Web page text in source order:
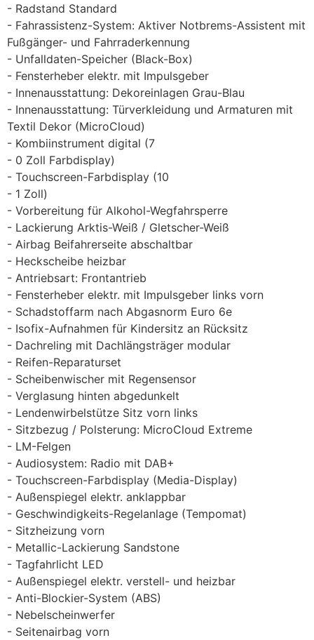
Radstand Standard
Fahrassistenz-System: Aktiver Notbrems-Assistent mit
Fußgänger- und Fahrraderkennung
Unfalldaten-Speicher (Black-Box)
Fensterheber elektr. mit Impulsgeber
Innenausstattung: Dekoreinlagen Grau-Blau
Innenausstattung: Türverkleidung und Armaturen mit
Textil Dekor (MicroCloud)
Kombiinstrument digital (7
0 Zoll Farbdisplay)
Touchscreen-Farbdisplay (10
1 Zoll)
Vorbereitung für Alkohol-Wegfahrsperre
Lackierung Arktis-Weiß / Gletscher-Weiß
Airbag Beifahrerseite abschaltbar
Heckscheibe heizbar
Antriebsart: Frontantrieb
Fensterheber elektr. mit Impulsgeber links vorn
Schadstoffarm nach Abgasnorm Euro 6e
Isofix-Aufnahmen für Kindersitz an Rücksitz
Dachreling mit Dachlängsträger modular
Reifen-Reparaturset
Scheibenwischer mit Regensensor
Verglasung hinten abgedunkelt
Lendenwirbelstütze Sitz vorn links
Sitzbezug / Polsterung: MicroCloud Extreme
LM-Felgen
Audiosystem: Radio mit DAB+
Touchscreen-Farbdisplay (Media-Display)
Außenspiegel elektr. anklappbar
Geschwindigkeits-Regelanlage (Tempomat)
Sitzheizung vorn
Metallic-Lackierung Sandstone
Tagfahrlicht LED
Außenspiegel elektr. verstell- und heizbar
Anti-Blockier-System (ABS)
Nebelscheinwerfer
Seitenairbag vorn